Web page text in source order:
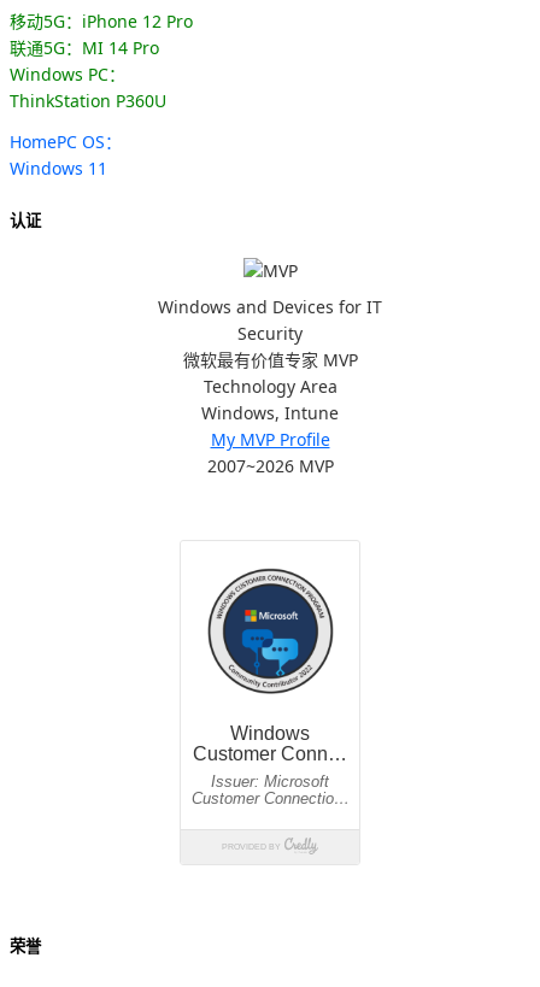
移动5G：iPhone 12 Pro
联通5G：MI 14 Pro
Windows PC：
ThinkStation P360U
HomePC OS：
Windows 11
认证
Windows and Devices for IT
Security
微软最有价值专家 MVP
Technology Area
Windows, Intune
My MVP Profile
2007~2026 MVP
荣誉